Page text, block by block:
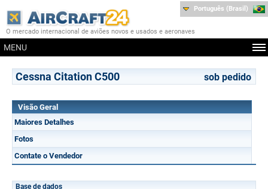
O mercado internacional de aviões novos e usados e aeronaves
MENU
Português (Brasil)
Cessna Citation C500 sob pedido
Visão Geral
Maiores Detalhes
Fotos
Contate o Vendedor
Base de dados